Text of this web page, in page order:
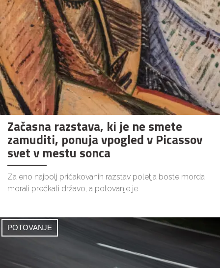
Začasna razstava, ki je ne smete
zamuditi, ponuja vpogled v Picassov
svet v mestu sonca
Za eno najbolj pričakovanih razstav poletja boste morda
morali prečkati državo, a potovanje je
POTOVANJE